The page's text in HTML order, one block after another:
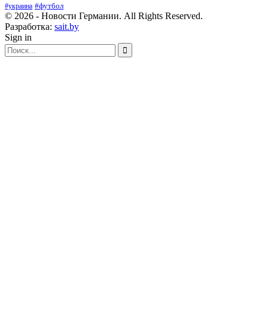
#украина #футбол
© 2026 - Новости Германии. All Rights Reserved.
Разработка: sait.by
Sign in